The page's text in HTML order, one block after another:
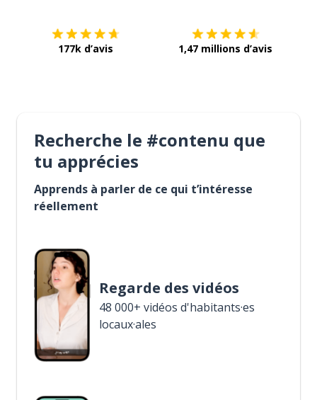
177k d’avis 1,47 millions d’avis
Recherche le #contenu que
tu apprécies
Apprends à parler de ce qui t’intéresse
réellement
Regarde des vidéos
48 000+ vidéos d'habitants·es
locaux·ales